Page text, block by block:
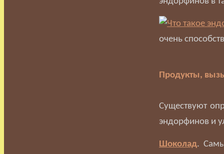
очень
Продукты,
Существуют
эндорфинов и
Шоколад.